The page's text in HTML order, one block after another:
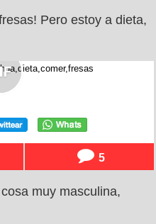
Pero estoy a dieta,
5
muy masculina,